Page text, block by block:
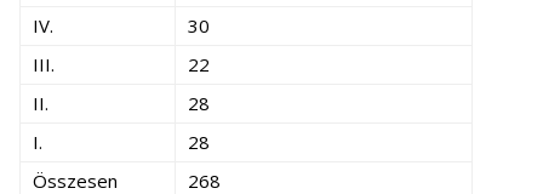
IV.
30
III.
22
II.
28
I.
28
Összesen
268